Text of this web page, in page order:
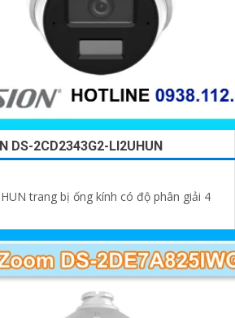
DS-2CD2343G2-LI2UHUN
trang bị ống kính có độ phân giải 4